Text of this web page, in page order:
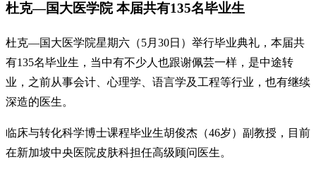
杜克—国大医学院 本届共有135名毕业生
杜克—国大医学院星期六（5月30日）举行毕业典礼，本届共
有135名毕业生，当中有不少人也跟谢佩芸一样，是中途转
业，之前从事会计、心理学、语言学及工程等行业，也有继续
深造的医生。
临床与转化科学博士课程毕业生胡俊杰（46岁）副教授，目前
在新加坡中央医院皮肤科担任高级顾问医生。